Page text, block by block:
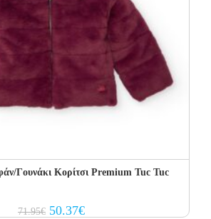
Γουνάκι Κορίτσι Premium Tuc Tuc
71.95€ Original
50.37€Current